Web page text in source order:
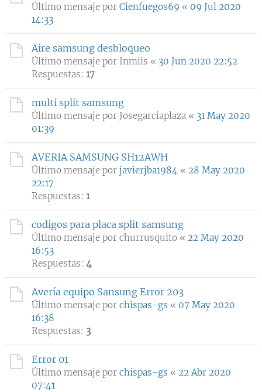
Último mensaje por Cienfuegos69 « 09 Jul 2020
14:33
Aire samsung desbloqueo
Último mensaje por Inmiis « 30 Jun 2020 22:52
Respuestas: 17
multi split samsung
Último mensaje por Josegarciaplaza « 31 May 2020
01:39
AVERIA SAMSUNG SH12AWH
Último mensaje por javierjba1984 « 28 May 2020
22:17
Respuestas: 1
codigos para placa split samsung
Último mensaje por churrusquito « 22 May 2020
16:53
Respuestas: 4
Avería equipo Sansung Error 203
Último mensaje por chispas-gs « 07 May 2020
16:38
Respuestas: 3
Error 01
Último mensaje por chispas-gs « 22 Abr 2020
07:41